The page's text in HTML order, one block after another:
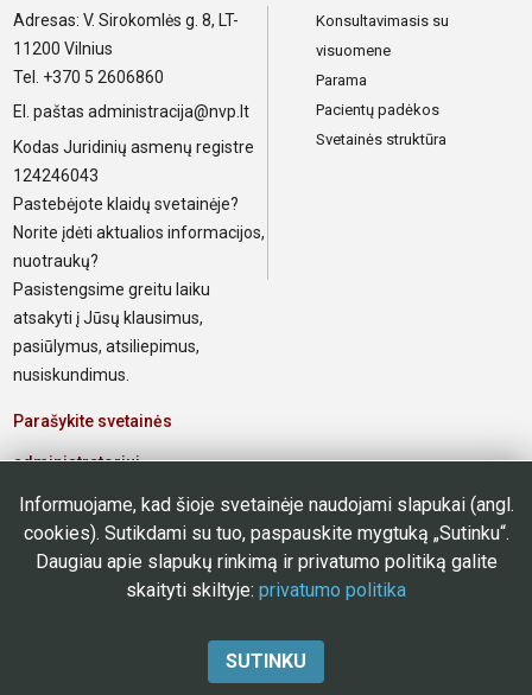
Adresas: V. Sirokomlės g. 8, LT-
11200 Vilnius
Tel. +370 5 2606860
El. paštas administracija@nvp.lt
Kodas Juridinių asmenų registre
124246043
Pastebėjote klaidų svetainėje?
Norite įdėti aktualios informacijos,
nuotraukų?
Pasistengsime greitu laiku
atsakyti į Jūsų klausimus,
pasiūlymus, atsiliepimus,
nusiskundimus.
Parašykite svetainės
administratoriui
Elektroninis paštas poliklinikos
darbuotojams
Konsultavimasis su
visuomene
Parama
Pacientų padėkos
Svetainės struktūra
© 2023 m. VšĮ Naujosios Vilnios poliklinika
Aukštyn
Informuojame, kad šioje svetainėje naudojami slapukai (angl.
cookies). Sutikdami su tuo, paspauskite mygtuką „Sutinku“.
Daugiau apie slapukų rinkimą ir privatumo politiką galite
skaityti skiltyje: privatumo politika
SUTINKU